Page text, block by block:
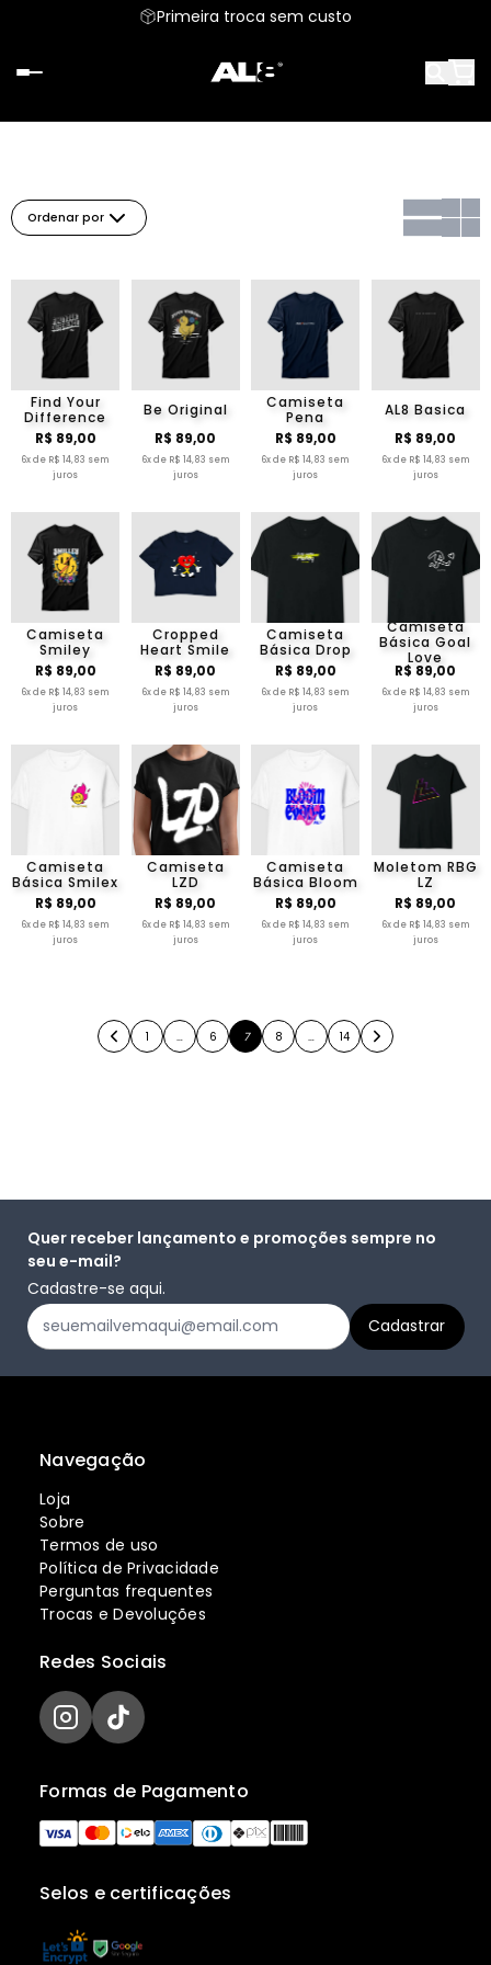
Primeira troca sem custo
Ordenar por
Find Your
Difference
R$ 89,00
6x de R$ 14,83 sem
juros
Be Original
R$ 89,00
6x de R$ 14,83 sem
juros
Camiseta
Pena
R$ 89,00
6x de R$ 14,83 sem
juros
AL8 Basica
R$ 89,00
6x de R$ 14,83 sem
juros
Camiseta
Smiley
R$ 89,00
6x de R$ 14,83 sem
juros
Cropped
Heart Smile
R$ 89,00
6x de R$ 14,83 sem
juros
Camiseta
Básica Drop
R$ 89,00
6x de R$ 14,83 sem
juros
Camiseta
Básica Goal
Love
R$ 89,00
6x de R$ 14,83 sem
juros
Camiseta
Básica Smilex
R$ 89,00
6x de R$ 14,83 sem
juros
Camiseta
LZD
R$ 89,00
6x de R$ 14,83 sem
juros
Camiseta
Básica Bloom
R$ 89,00
6x de R$ 14,83 sem
juros
Moletom RBG
LZ
R$ 89,00
6x de R$ 14,83 sem
juros
1 … 6 7 8 … 14
Quer receber lançamento e promoções sempre no
seu e-mail?
Cadastre-se aqui.
Navegação
Loja
Sobre
Termos de uso
Política de Privacidade
Perguntas frequentes
Trocas e Devoluções
Selos e certificações
Formas de Pagamento
Redes Sociais